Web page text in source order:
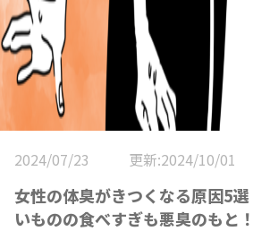
2024/07/23 更新:2024/10/01
女性の体臭がきつくなる原因5
いものの食べすぎも悪臭のもと！